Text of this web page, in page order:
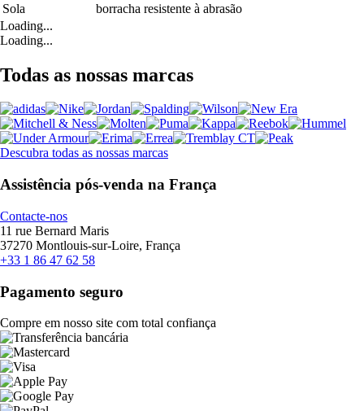
Sola
borracha resistente à abrasão
Loading...
Loading...
Todas as nossas marcas
Descubra todas as nossas marcas
Assistência pós-venda na França
Contacte-nos
11 rue Bernard Maris
37270 Montlouis-sur-Loire, França
+33 1 86 47 62 58
Pagamento seguro
Compre em nosso site com total confiança